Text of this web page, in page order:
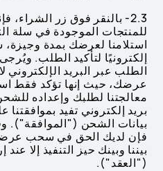
2.3- بالنقر فوق زر الشراء،
للمنتجات الموجودة في سلة
استلامنا لعرضك بمدة
إلكترونيًا لتأكيد الطلب.
الطلب عبر البريد الإلكتروني
عرضك، حيث إنها تؤكد فقط
معالجتنا لطلبك وإعداده
بريد إلكتروني تفيد
بيانات الشحن ("الموافقة").
فإن لديك الحق في سحب
بيننا وبينك حيز التنفيذ إلا
("العقد").